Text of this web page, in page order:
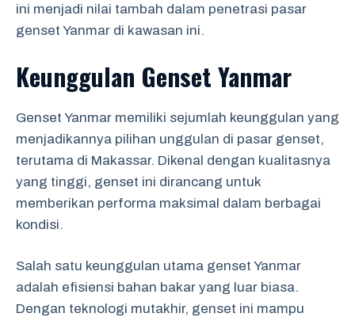
ini menjadi nilai tambah dalam penetrasi pasar
genset Yanmar di kawasan ini.
Keunggulan Genset Yanmar
Genset Yanmar memiliki sejumlah keunggulan yang
menjadikannya pilihan unggulan di pasar genset,
terutama di Makassar. Dikenal dengan kualitasnya
yang tinggi, genset ini dirancang untuk
memberikan performa maksimal dalam berbagai
kondisi.
Salah satu keunggulan utama genset Yanmar
adalah efisiensi bahan bakar yang luar biasa.
Dengan teknologi mutakhir, genset ini mampu